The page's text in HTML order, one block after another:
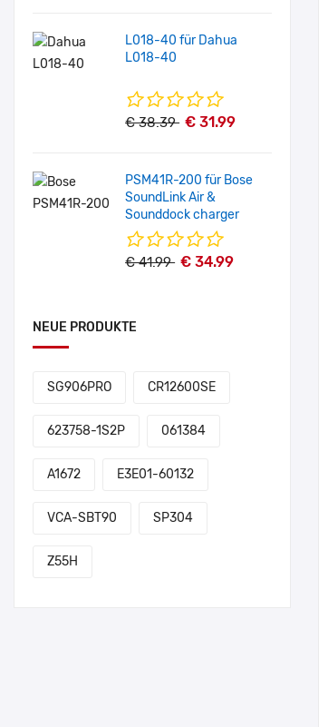
L018-40 für Dahua
L018-40
€ 38.39 € 31.99
PSM41R-200 für Bose
SoundLink Air &
Sounddock charger
€ 41.99 € 34.99
NEUE PRODUKTE
SG906PRO CR12600SE
623758-1S2P 061384
A1672 E3E01-60132
VCA-SBT90 SP304
Z55H